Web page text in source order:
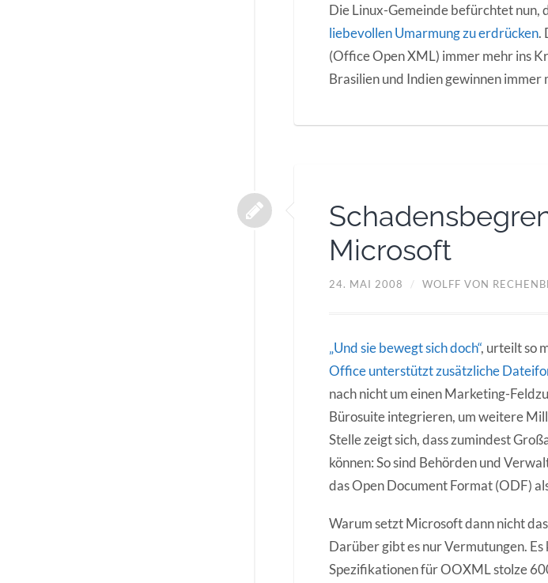
Die Linux-Gemeinde befürchtet nun,
liebevollen Umarmung zu erdrücken.
(Office Open XML) immer mehr ins
Brasilien und Indien gewinnen
Microsoft
24. MAI 2008 / WOLFF VON
„Und sie bewegt sich doch“, urteilt so
Office unterstützt zusätzliche
nach nicht um einen Marketing-
Bürosuite integrieren, um weitere
Stelle zeigt sich, dass zumindest
können: So sind Behörden und
das Open Document Format (ODF)
Warum setzt Microsoft dann nicht
Darüber gibt es nur Vermutungen.
Spezifikationen für OOXML stolze